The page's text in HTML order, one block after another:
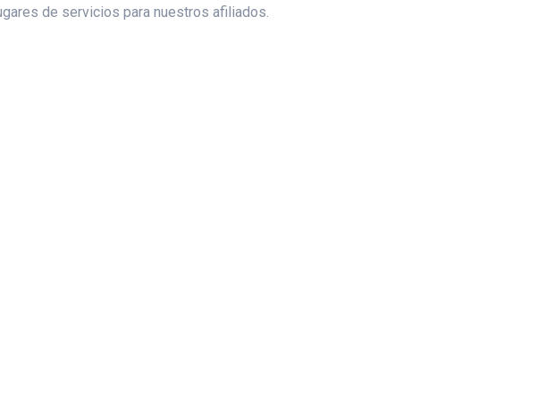
de servicios para nuestros afiliados.